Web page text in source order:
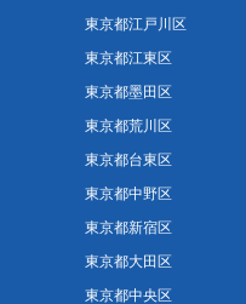
東京都江戸川区
東京都江東区
東京都墨田区
東京都荒川区
東京都台東区
東京都中野区
東京都新宿区
東京都大田区
東京都中央区